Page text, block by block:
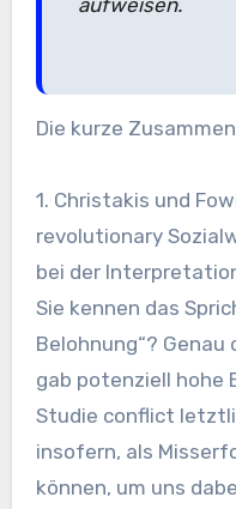
Die kurze
1. Christakis und
revolutionary
bei der
Sie kennen das
Belohnung“? Genau
gab potenziell hohe
Studie conflict
insofern, als
können, um uns